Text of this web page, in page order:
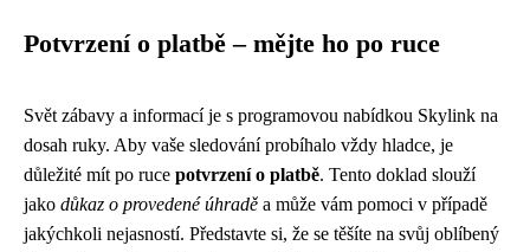
Potvrzení o platbě – mějte ho po ruce
Svět zábavy a informací je s programovou nabídkou Skylink na
dosah ruky. Aby vaše sledování probíhalo vždy hladce, je
důležité mít po ruce potvrzení o platbě. Tento doklad slouží
jako důkaz o provedené úhradě a může vám pomoci v případě
jakýchkoli nejasností. Představte si, že se těšíte na svůj oblíbený